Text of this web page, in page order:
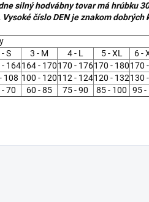
silný hodvábny tovar má hrúbku
Vysoké číslo DEN je znakom
S 3 - M 4 - L 5 - XL
6 -
- 164164 - 170170 - 176170 - 180170
108 100 - 120112 - 124120 - 132130
- 70 60 - 85 75 - 90 85 - 100 95 -